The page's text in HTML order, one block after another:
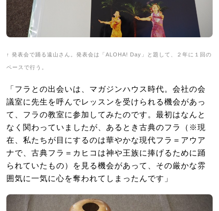
↑ 発表会で踊る遠山さん。発表会は「ALOHA! Day」と題して、２年に１回の
ペースで行う。
「フラとの出会いは、マガジンハウス時代。会社の会
議室に先生を呼んでレッスンを受けられる機会があっ
て、フラの教室に参加してみたのです。最初はなんと
なく関わっていましたが、あるとき古典のフラ（※現
在、私たちが目にするのは華やかな現代フラ＝アウア
ナで、古典フラ＝カヒコは神や王族に捧げるために踊
られていたもの）を見る機会があって、その厳かな雰
囲気に一気に心を奪われてしまったんです」